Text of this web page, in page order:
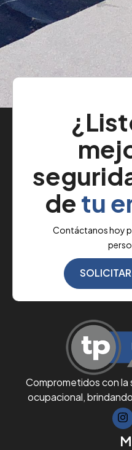
detu
Contáctanos hoy
Comprometidos con la
ocupacional,